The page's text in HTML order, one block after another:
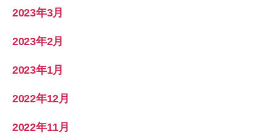
2023年3月
2023年2月
2023年1月
2022年12月
2022年11月